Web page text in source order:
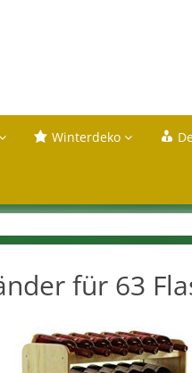
Winterdeko
für 63